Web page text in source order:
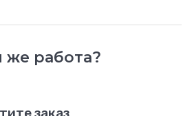
же работа?